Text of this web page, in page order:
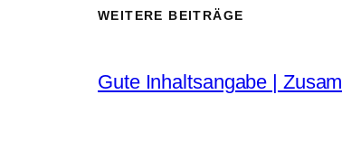
WEITERE BEITRÄGE
Gute Inhaltsangabe |